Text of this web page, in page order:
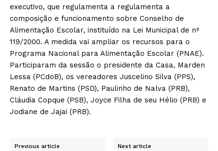
executivo, que regulamenta a regulamenta a
composição e funcionamento sobre Conselho de
Alimentação Escolar, instituído na Lei Municipal de nº
119/2000. A medida vai ampliar os recursos para o
Programa Nacional para Alimentação Escolar (PNAE).
Participaram da sessão o presidente da Casa, Marden
Lessa (PCdoB), os vereadores Juscelino Silva (PPS),
Renato de Martins (PSD), Paulinho de Nalva (PRB),
Cláudia Copque (PSB), Joyce Filha de seu Hélio (PRB) e
Jodiane de Jajai (PRB).
Previous article Next article